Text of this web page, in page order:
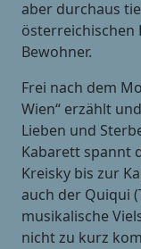
aber durchaus
österreichischen
Bewohner.
Frei nach dem
Wien“ erzählt
Lieben und
Kabarett spannt
Kreisky bis zur
auch der Quiqui
musikalische
nicht zu kurz